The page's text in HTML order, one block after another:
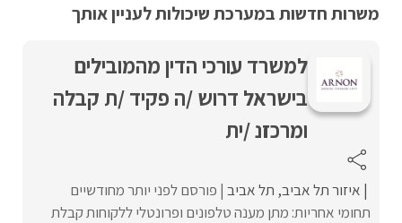
משרות חדשות במערכת שיכולות לעניין אותך
למשרד עורכי הדין מהמובילים
בישראל דרוש /ה פקיד /ת קבלה
ומרכזנ /ית
איזור תל אביב תל אביב פורסם לפני יותר מחודשיים
תחומי אחריות: מתן מענה טלפונים ופרונטלי ללקוחות קבלת